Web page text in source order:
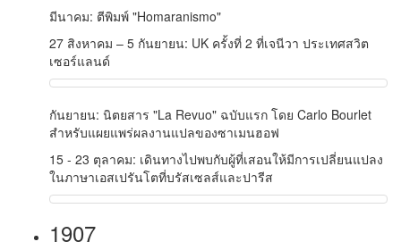
มีนาคม: ตีพิมพ์ "Homaranismo"
27 สิงหาคม – 5 กันยายน: UK ครั้งที่ 2 ที่เจนีวา ประเทศสวิต
เซอร์แลนด์
กันยายน: นิตยสาร "La Revuo" ฉบับแรก โดย Carlo Bourlet
สำหรับแผยแพร่ผลงานแปลของซาเมนฮอฟ
15 - 23 ตุลาคม: เดินทางไปพบกับผู้ที่เสอนให้มีการเปลี่ยนแปลง
ในภาษาเอสเปรันโตที่บรัสเซลส์และปารีส
1907